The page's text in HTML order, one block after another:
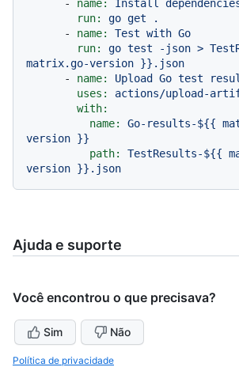
-
name: Install
run:
go get
.
-
name: Test with Go
run:
go test -json >
matrix.go-version }}.json
-
name: Upload Go test
uses:
actions/upload-
with:
name:
Go-results-${{
version }}
path:
TestResults-${{
version }}.json
Ajuda e suporte
Você encontrou o que precisava?
Sim Não
Política de privacidade